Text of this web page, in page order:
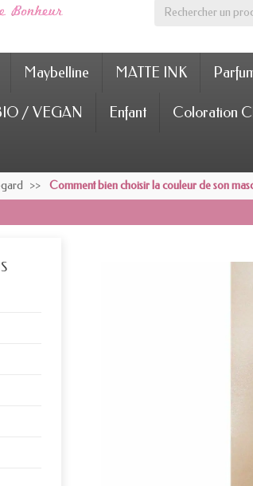
Maybelline MATTE INK
/ VEGAN Enfant Coloration
Comment bien choisir la couleur de son